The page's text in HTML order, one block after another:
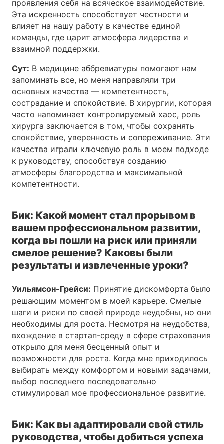
проявления себя на всяческое взаимодействие.
Эта искренность способствует честности и
влияет на нашу работу в качестве единой
команды, где царит атмосфера лидерства и
взаимной поддержки.
Сут: В медицине аббревиатуры помогают нам
запоминать все, но меня направляли три
основных качества — компетентность,
сострадание и спокойствие. В хирургии, которая
часто напоминает контролируемый хаос, роль
хирурга заключается в том, чтобы сохранять
спокойствие, уверенность и сопереживание. Эти
качества играли ключевую роль в моем подходе
к руководству, способствуя созданию
атмосферы благородства и максимальной
компетентности.
Бик: Какой момент стал прорывом в
вашем профессиональном развитии,
когда вы пошли на риск или приняли
смелое решение? Каковы были
результаты и извлеченные уроки?
Уильямсон-Грейси: Принятие дискомфорта было
решающим моментом в моей карьере. Смелые
шаги и риски по своей природе неудобны, но они
необходимы для роста. Несмотря на неудобства,
вхождение в стартап-среду в сфере страхования
открыло для меня бесценный опыт и
возможности для роста. Когда мне приходилось
выбирать между комфортом и новыми задачами,
выбор последнего последовательно
стимулировал мое профессиональное развитие.
Бик: Как вы адаптировали свой стиль
руководства, чтобы добиться успеха